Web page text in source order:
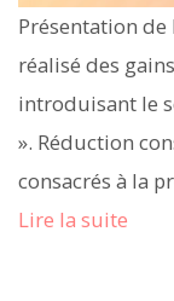
Présentation de
réalisé des
introduisant le
». Réduction
consacrés à la
Lire la suite